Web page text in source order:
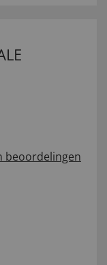
beoordelingen